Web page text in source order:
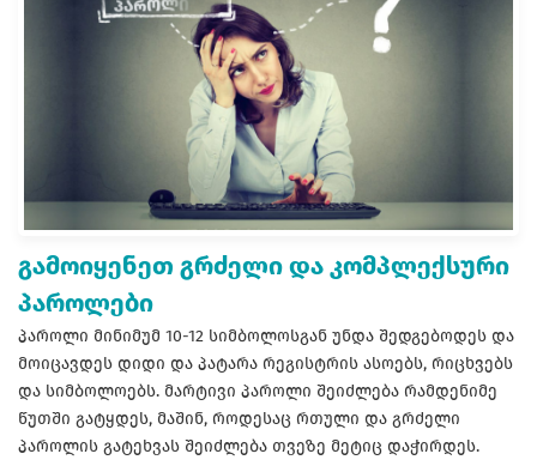
გამოიყენეთ გრძელი და კომპლექსური
პაროლები
პაროლი მინიმუმ 10-12 სიმბოლოსგან უნდა შედგებოდეს და
მოიცავდეს დიდი და პატარა რეგისტრის ასოებს, რიცხვებს
და სიმბოლოებს. მარტივი პაროლი შეიძლება რამდენიმე
წუთში გატყდეს, მაშინ, როდესაც რთული და გრძელი
პაროლის გატეხვას შეიძლება თვეზე მეტიც დაჭირდეს.